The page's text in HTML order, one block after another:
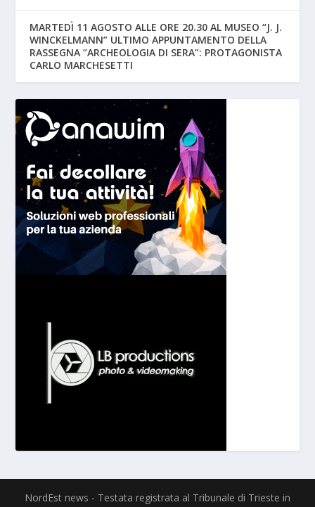
MARTEDÌ 11 AGOSTO ALLE ORE 20.30 AL MUSEO “J. J.
WINCKELMANN” ULTIMO APPUNTAMENTO DELLA
RASSEGNA “ARCHEOLOGIA DI SERA”: PROTAGONISTA
CARLO MARCHESETTI
NordEst news - Testata registrata al Tribunale di Trieste in